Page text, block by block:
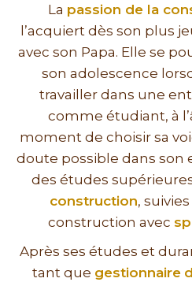
La passion de la
l’acquiert dès son plus
avec son Papa. Elle se
son adolescence
travailler dans une
comme étudiant, à
moment de choisir sa
doute possible dans son
des études
construction,
construction avec
Après ses études et
tant que gestionnaire